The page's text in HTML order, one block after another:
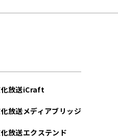
放送iCraft
放送メディアブリッジ
放送エクステンド